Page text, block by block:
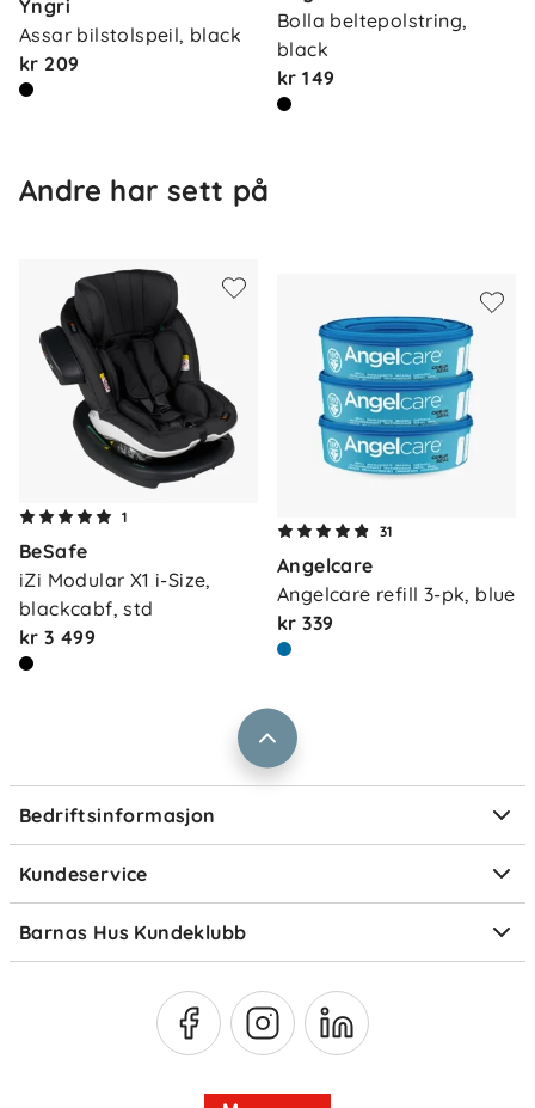
Maksvekt: 18 kg
Vekt stol + base: 15 kg
Dimensjoner stol + base: 74 x 44 x 53 cm
Dimensjoner stol: 60 x 44 x 50 cm (lav
Bakovervendt sikring er fem ganger sikrere enn
fremovervendt. Barnas Hus anbefaler bakovervendt
bruk så lenge som mulig, helst til barnet er minst 4
Yngri
Assar bilstolspeil, black
kr 209
Bolla beltepolstring,
black
kr 149
Andre har sett på
1
BeSafe
iZi Modular X1 i-Size,
blackcabf, std
kr 3 499
31
Angelcare
Angelcare refill 3-pk, blue
kr 339
Bedriftsinformasjon
Om oss
Våre butikker
Vårt samfunnsansvar
Jobbe i Barnas Hus
Størrelsesguider
Kundeservice
Kontakt oss
Frakt og levering
Retur og reklamasjon
Ofte stilte spørsmål
Om Klarna
Barnas Hus Kundeklubb
Medlemsvilkår